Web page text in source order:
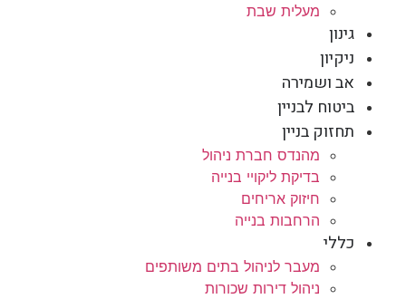
מעלית שבת
גינון
ניקיון
אב ושמירה
ביטוח לבניין
תחזוק בניין
מהנדס חברת ניהול
בדיקת ליקויי בנייה
חיזוק אריחים
הרחבות בנייה
כללי
מעבר לניהול בתים משותפים
ניהול דירות שכורות